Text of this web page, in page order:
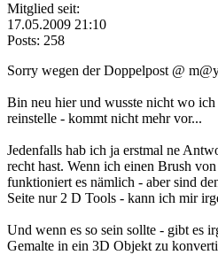
Mitglied seit:
17.05.2009 21:10
Posts: 258
Sorry wegen der Doppelpost @
Bin neu hier und wusste nicht wo ich
reinstelle - kommt nicht mehr vor...
Jedenfalls hab ich ja erstmal ne
recht hast. Wenn ich einen Brush
funktioniert es nämlich - aber sind
Seite nur 2 D Tools - kann ich mir
Und wenn es so sein sollte - gibt es
Gemalte in ein 3D Objekt zu